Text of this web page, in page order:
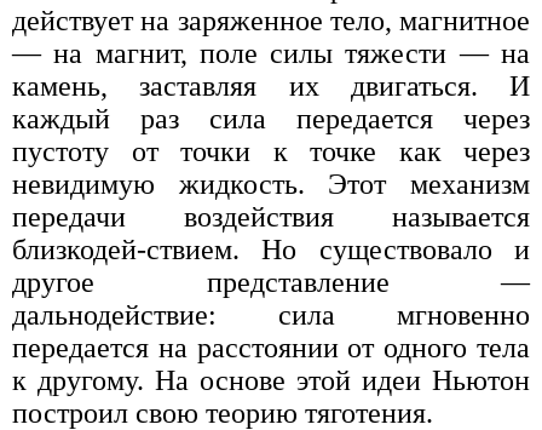
действует на заряженное тело, магнитное
— на магнит, поле силы тяжести — на
камень, заставляя их двигаться. И
каждый раз сила передается через
пустоту от точки к точке как через
невидимую жидкость. Этот механизм
передачи воздействия называется
близкодей-ствием. Но существовало и
другое представление —
дальнодействие: сила мгновенно
передается на расстоянии от одного тела
к другому. На основе этой идеи Ньютон
построил свою теорию тяготения.